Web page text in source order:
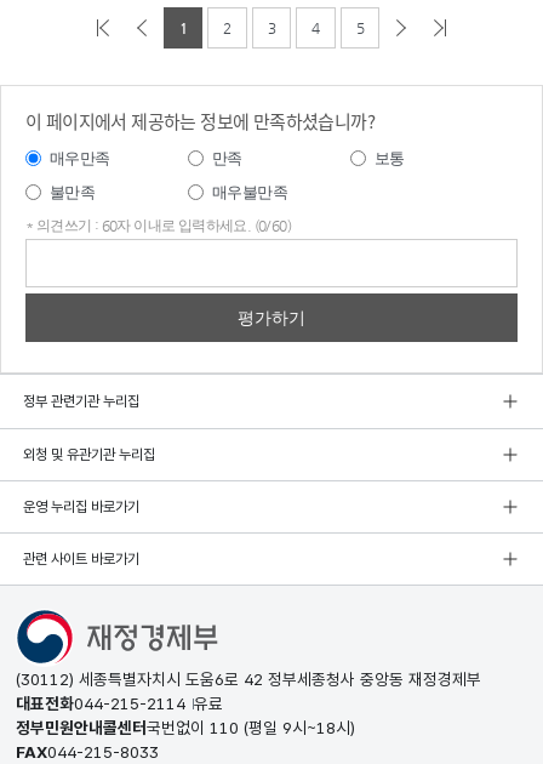
1 2 3 4 5
이 페이지에서 제공하는 정보에 만족하셨습니까?
매우만족 만족
보통
불만족
매우불만족
* 의견쓰기 : 60자 이내로 입력하세요. (0/60)
정부 관련기관 누리집
외청 및 유관기관 누리집
운영 누리집 바로가기
관련 사이트 바로가기
(30112) 세종특별자치시 도움6로 42 정부세종청사 중앙동 재정경제부
대표전화044-215-2114 유료
정부민원안내콜센터국번없이 110 (평일 9시~18시)
FAX044-215-8033